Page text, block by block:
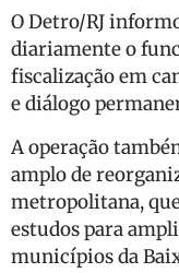
O Detro/RJ
diariamente o
fiscalização em
e diálogo
A operação
amplo de
metropolitana,
estudos para
municípios da